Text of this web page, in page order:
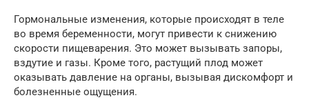
Гормональные изменения, которые происходят в теле
во время беременности, могут привести к снижению
скорости пищеварения. Это может вызывать запоры,
вздутие и газы. Кроме того, растущий плод может
оказывать давление на органы, вызывая дискомфорт и
болезненные ощущения.